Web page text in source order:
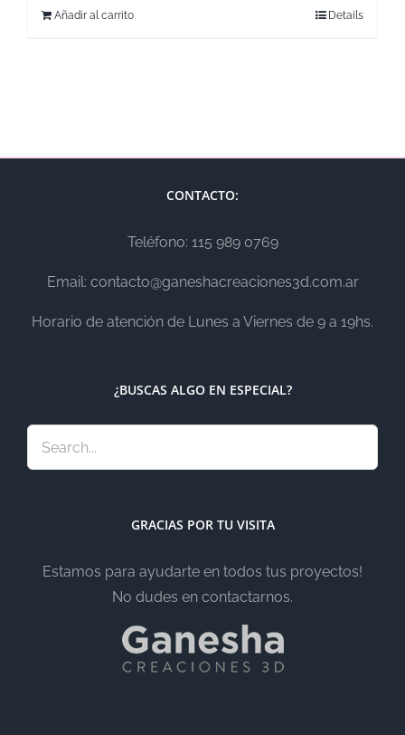
Añadir al carrito Details
CONTACTO:
Teléfono: 115 989 0769
Email: contacto@ganeshacreaciones3d.com.ar
Horario de atención de Lunes a Viernes de 9 a 19hs.
¿BUSCAS ALGO EN ESPECIAL?
GRACIAS POR TU VISITA
Estamos para ayudarte en todos tus proyectos!
No dudes en contactarnos.